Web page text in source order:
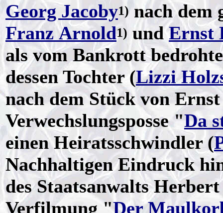
Georg Jacoby1)nach dem
Franz Arnold1) undErnst
als vom Bankrott
dessen Tochter (Lizzi
nach dem Stück von
Verwechslungsposse "Da
einen Heiratsschwindler (
Nachhaltigen Eindruck
des Staatsanwalts
Verfilmung "Der